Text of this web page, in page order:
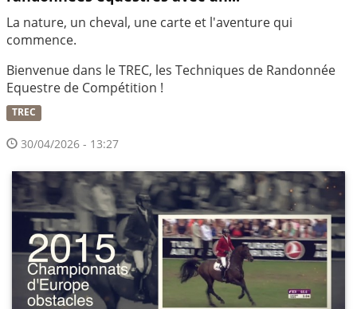
La nature, un cheval, une carte et l'aventure qui
commence.
Bienvenue dans le TREC, les Techniques de Randonnée
Equestre de Compétition !
TREC
30/04/2026 - 13:27